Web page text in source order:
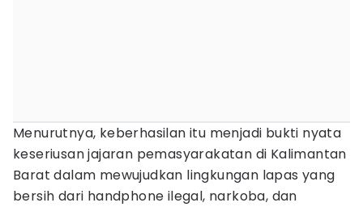
Menurutnya, keberhasilan itu menjadi bukti nyata
keseriusan jajaran pemasyarakatan di Kalimantan
Barat dalam mewujudkan lingkungan lapas yang
bersih dari handphone ilegal, narkoba, dan